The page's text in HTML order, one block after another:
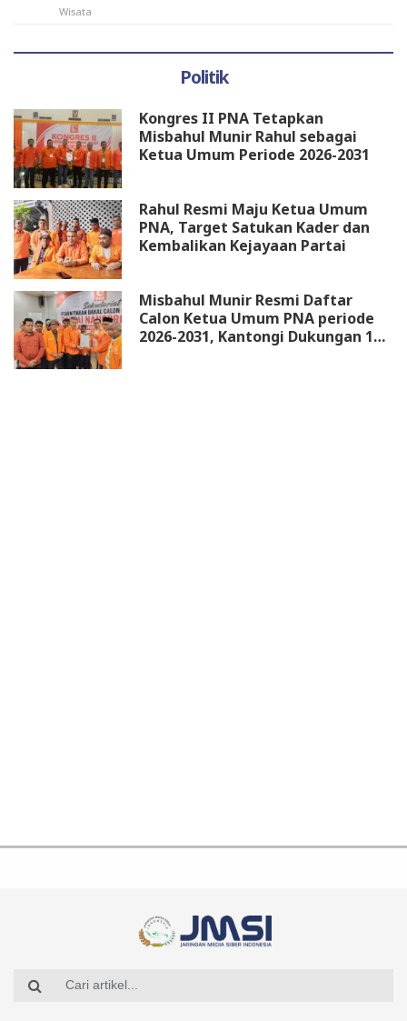
Wisata
Politik
Kongres II PNA Tetapkan
Misbahul Munir Rahul sebagai
Ketua Umum Periode 2026-2031
Rahul Resmi Maju Ketua Umum
PNA, Target Satukan Kader dan
Kembalikan Kejayaan Partai
Misbahul Munir Resmi Daftar
Calon Ketua Umum PNA periode
2026-2031, Kantongi Dukungan 18